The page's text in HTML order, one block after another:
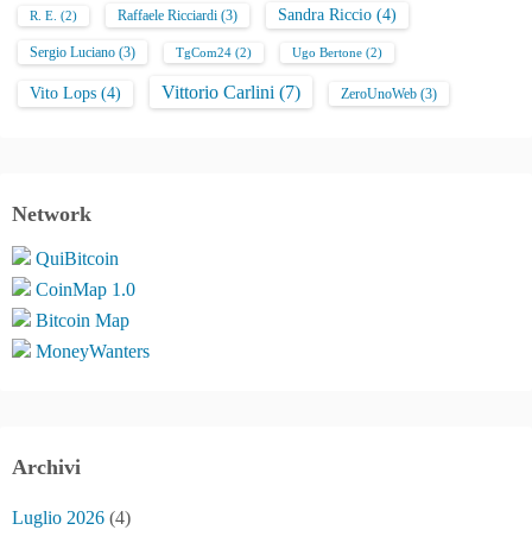
R. E. (2) Raffaele Ricciardi (3) Sandra Riccio (4)
Sergio Luciano (3) TgCom24 (2) Ugo Bertone (2)
Vito Lops (4) Vittorio Carlini (7) ZeroUnoWeb (3)
Network
QuiBitcoin
CoinMap 1.0
Bitcoin Map
MoneyWanters
Archivi
Luglio 2026 (4)